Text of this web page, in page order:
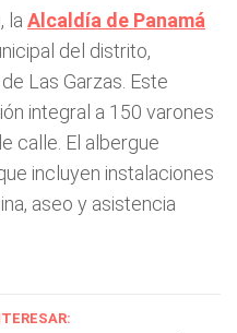
la Alcaldía de Panamá
del distrito,
Las Garzas. Este
integral a 150 varones
calle. El albergue
incluyen instalaciones
aseo y asistencia